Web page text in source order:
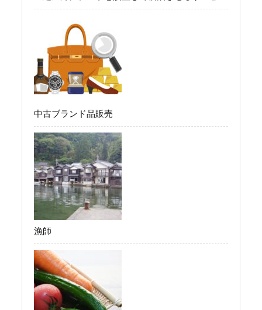
中古ブランド品販売
漁師